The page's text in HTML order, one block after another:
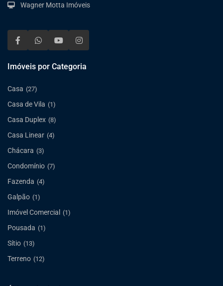
Wagner Motta Imóveis
Imóveis por Categoria
Casa (27)
Casa de Vila (1)
Casa Duplex (8)
Casa Linear (4)
Chácara (3)
Condomínio (7)
Fazenda (4)
Galpão (1)
Imóvel Comercial (1)
Pousada (1)
Sítio (13)
Terreno (12)